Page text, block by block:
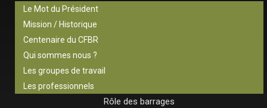
Le Mot du Président
Mission / Historique
Centenaire du CFBR
Qui sommes nous ?
Les groupes de travail
Les professionnels
Rôle des barrages